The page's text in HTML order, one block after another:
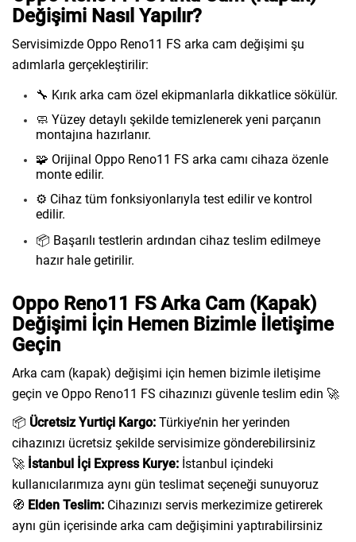
Değişimi Nasıl Yapılır?
Servisimizde Oppo Reno11 FS arka cam değişimi şu
adımlarla gerçekleştirilir:
🔧 Kırık arka cam özel ekipmanlarla dikkatlice sökülür.
🧼 Yüzey detaylı şekilde temizlenerek yeni parçanın
montajına hazırlanır.
🧩 Orijinal Oppo Reno11 FS arka camı cihaza özenle
monte edilir.
⚙️ Cihaz tüm fonksiyonlarıyla test edilir ve kontrol
edilir.
📦 Başarılı testlerin ardından cihaz teslim edilmeye
hazır hale getirilir.
Oppo Reno11 FS Arka Cam (Kapak)
Değişimi İçin Hemen Bizimle İletişime
Geçin
Arka cam (kapak) değişimi için hemen bizimle iletişime
geçin ve Oppo Reno11 FS cihazınızı güvenle teslim edin 🚀
📦 Ücretsiz Yurtiçi Kargo: Türkiye’nin her yerinden
cihazınızı ücretsiz şekilde servisimize gönderebilirsiniz
🚀 İstanbul İçi Express Kurye: İstanbul içindeki
kullanıcılarımıza aynı gün teslimat seçeneği sunuyoruz
🧭 Elden Teslim: Cihazınızı servis merkezimize getirerek
aynı gün içerisinde arka cam değişimini yaptırabilirsiniz